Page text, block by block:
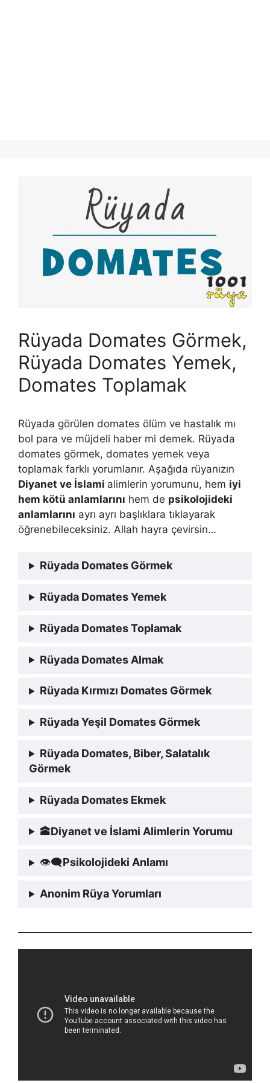
Rüyada Domates Görmek,
Rüyada Domates Yemek,
Domates Toplamak
Rüyada görülen domates ölüm ve hastalık mı
bol para ve müjdeli haber mi demek. Rüyada
domates görmek, domates yemek veya
toplamak farklı yorumlanır. Aşağıda rüyanızın
Diyanet ve İslami alimlerin yorumunu, hem iyi
hem kötü anlamlarını hem de psikolojideki
anlamlarını ayrı ayrı başlıklara tıklayarak
öğrenebileceksiniz. Allah hayra çevirsin…
Rüyada Domates Görmek
Rüyada Domates Yemek
Rüyada Domates Toplamak
Rüyada Domates Almak
Rüyada Kırmızı Domates Görmek
Rüyada Yeşil Domates Görmek
Rüyada Domates, Biber, Salatalık
Görmek
Rüyada Domates Ekmek
🕋Diyanet ve İslami Alimlerin Yorumu
👁‍🗨Psikolojideki Anlamı
Anonim Rüya Yorumları